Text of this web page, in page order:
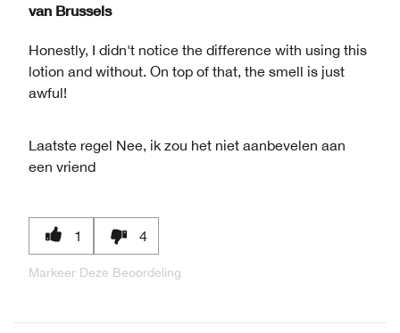
van Brussels
Honestly, I didn't notice the difference with using this
lotion and without. On top of that, the smell is just
awful!
Laatste regel Nee, ik zou het niet aanbevelen aan
een vriend
1 4
Markeer Deze Beoordeling